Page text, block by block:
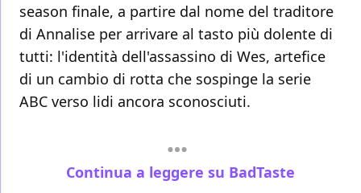
season finale, a partire dal nome del traditore
di Annalise per arrivare al tasto più dolente di
tutti: l'identità dell'assassino di Wes, artefice
di un cambio di rotta che sospinge la serie
ABC verso lidi ancora sconosciuti.
Continua a leggere su BadTaste